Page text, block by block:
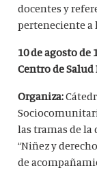
docentes y
perteneciente a
10 de agosto de
Centro de Salud
Organiza:
las tramas de la
“Niñez y
de